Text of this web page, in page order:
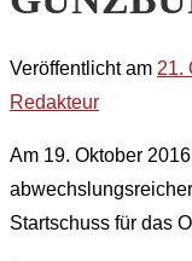
Veröffentlicht am 21.
Redakteur
Am 19. Oktober
Startschuss für das